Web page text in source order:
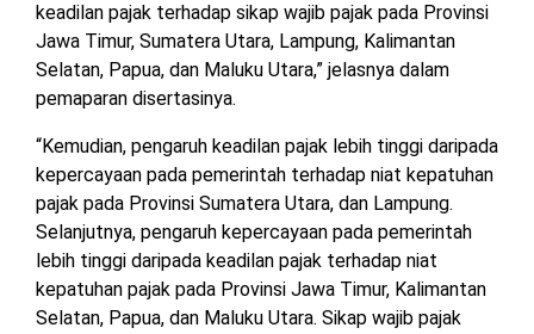
keadilan pajak terhadap sikap wajib pajak pada Provinsi
Jawa Timur, Sumatera Utara, Lampung, Kalimantan
Selatan, Papua, dan Maluku Utara,” jelasnya dalam
pemaparan disertasinya.
“Kemudian, pengaruh keadilan pajak lebih tinggi daripada
kepercayaan pada pemerintah terhadap niat kepatuhan
pajak pada Provinsi Sumatera Utara, dan Lampung.
Selanjutnya, pengaruh kepercayaan pada pemerintah
lebih tinggi daripada keadilan pajak terhadap niat
kepatuhan pajak pada Provinsi Jawa Timur, Kalimantan
Selatan, Papua, dan Maluku Utara. Sikap wajib pajak